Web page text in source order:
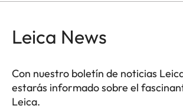
Leica News
Con nuestro boletín de noticias
estarás informado sobre el
Leica.